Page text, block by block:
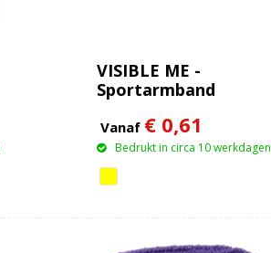
VISIBLE ME -
Sportarmband
Vanaf € 0,61
Bedrukt in circa 10 werkdagen